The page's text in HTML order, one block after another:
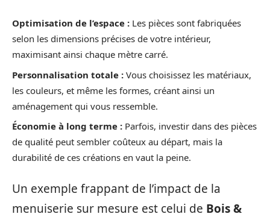
Optimisation de l’espace : Les pièces sont fabriquées
selon les dimensions précises de votre intérieur,
maximisant ainsi chaque mètre carré.
Personnalisation totale : Vous choisissez les matériaux,
les couleurs, et même les formes, créant ainsi un
aménagement qui vous ressemble.
Économie à long terme : Parfois, investir dans des pièces
de qualité peut sembler coûteux au départ, mais la
durabilité de ces créations en vaut la peine.
Un exemple frappant de l’impact de la
menuiserie sur mesure est celui de Bois &